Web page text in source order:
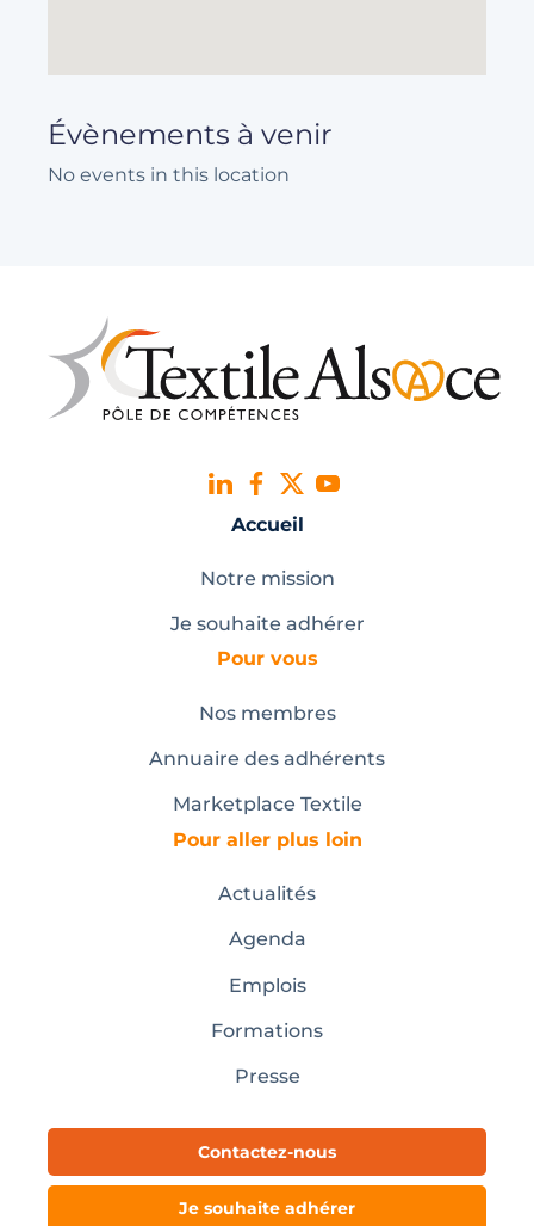
Évènements à venir
No events in this location
Accueil
Notre mission
Je souhaite adhérer
Pour vous
Nos membres
Annuaire des adhérents
Marketplace Textile
Pour aller plus loin
Actualités
Agenda
Emplois
Formations
Presse
Contactez-nous
Je souhaite adhérer